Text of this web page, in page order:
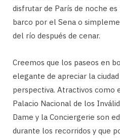
disfrutar de París de noche
barco por el Sena o
del río después de cenar.
Creemos que los paseos en
elegante de apreciar la
perspectiva. Atractivos como
Palacio Nacional de los
Dame y la Conciergerie son
durante los recorridos y que